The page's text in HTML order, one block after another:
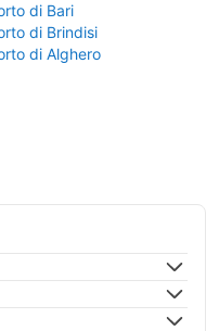
di Bari
di Brindisi
di Alghero